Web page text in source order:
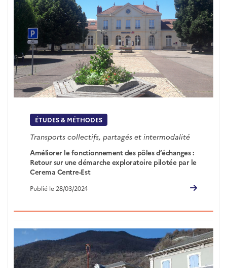
ÉTUDES & MÉTHODES
Transports collectifs, partagés et intermodalité
Améliorer le fonctionnement des pôles d’échanges :
Retour sur une démarche exploratoire pilotée par le
Cerema Centre-Est
Publié le 28/03/2024